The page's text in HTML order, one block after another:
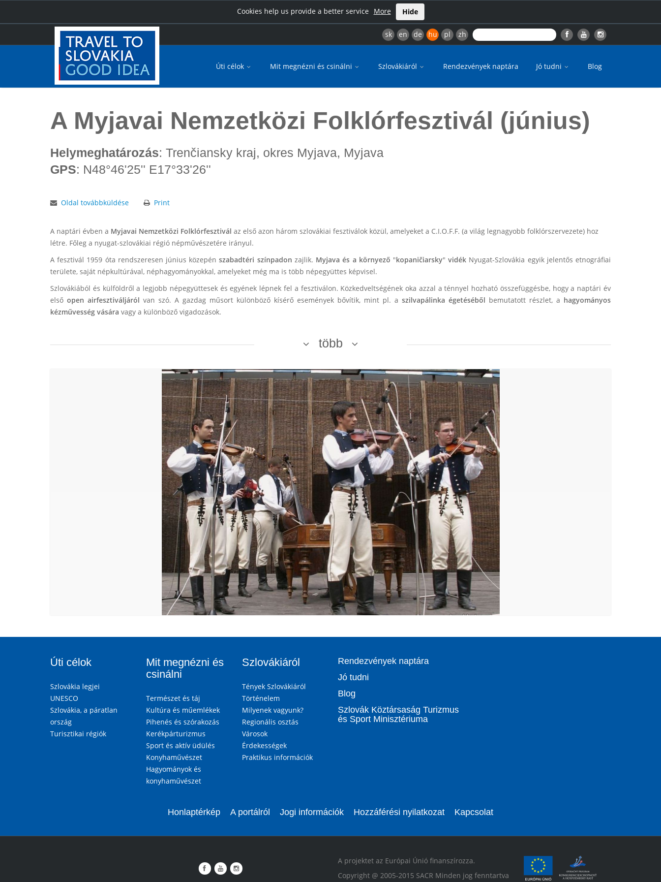
Cookies help us provide a better service More Hide
sk en de hu pl zh
Úti célok Mit megnézni és csinálni Szlovákiáról Rendezvények naptára Jó tudni Blog
Főoldal A Myjavai Nemzetközi Folklórfesztivál (június)
A Myjavai Nemzetközi Folklórfesztivál (június)
Helymeghatározás: Trenčiansky kraj, okres Myjava, Myjava
GPS: N48°46'25'' E17°33'26''
Oldal továbbküldése Print
A naptári évben a Myjavai Nemzetközi Folklórfesztivál az első azon három szlovákiai fesztiválok közül, amelyeket a C.I.O.F.F. (a világ legnagyobb folklórszervezete) hoz
létre. Főleg a nyugat-szlovákiai régió népművészetére irányul.
A fesztivál 1959 óta rendszeresen június közepénszabadtéri színpadon zajlik. Myjava és a környező "kopaničiarsky" vidék Nyugat-Szlovákia egyik jelentős etnográfiai
területe, saját népkultúrával, néphagyományokkal, amelyeket még ma is több népegyüttes képvisel.
Szlovákiából és külföldről a legjobb népegyüttesek és egyének lépnek fel a fesztiválon. Közkedveltségének oka azzal a ténnyel hozható összefüggésbe, hogy a naptári év
első open airfesztiváljáról van szó. A gazdag műsort különböző kísérő események bővítik, mint pl. a szilvapálinka égetéséből bemutatott részlet, a hagyományos
kézművesség vására vagy a különböző vigadozások.
több
Úti célok
Szlovákia legjei
UNESCO
Szlovákia, a páratlan
ország
Turisztikai régiók
Mit megnézni és
csinálni
Természet és táj
Kultúra és műemlékek
Pihenés és szórakozás
Kerékpárturizmus
Sport és aktív üdülés
Konyhaművészet
Hagyományok és
konyhaművészet
Szlovákiáról
Tények Szlovákiáról
Történelem
Milyenek vagyunk?
Regionális osztás
Városok
Érdekességek
Praktikus információk
Rendezvények naptára
Jó tudni
Blog
Szlovák Köztársaság Turizmus
és Sport Minisztériuma
Honlaptérkép A portálról Jogi információk Hozzáférési nyilatkozat Kapcsolat
A projektet az Európai Únió finanszírozza.
Copyright @ 2005-2015 SACR Minden jog fenntartva